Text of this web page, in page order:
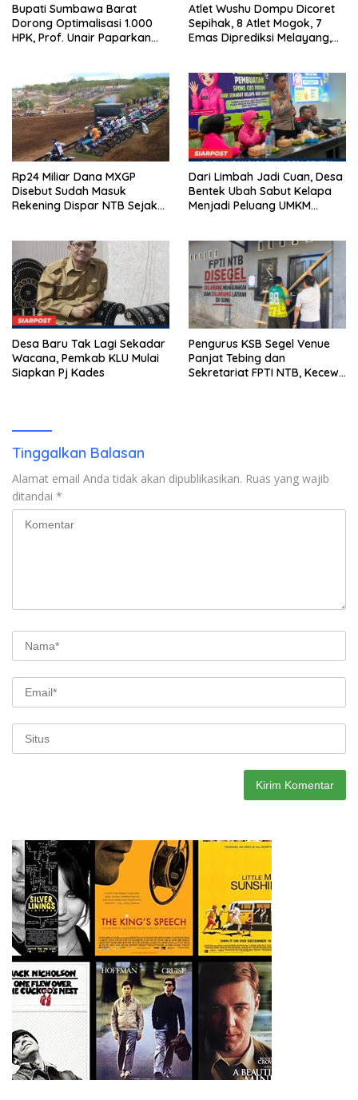
Bupati Sumbawa Barat
Dorong Optimalisasi 1.000
HPK, Prof. Unair Paparkan
Atlet Wushu Dompu Dicoret
Sepihak, 8 Atlet Mogok, 7
Emas Diprediksi Melayang,
Rp24 Miliar Dana MXGP
Disebut Sudah Masuk
Rekening Dispar NTB Sejak
Dari Limbah Jadi Cuan, Desa
Bentek Ubah Sabut Kelapa
Menjadi Peluang UMKM
Desa Baru Tak Lagi Sekadar
Wacana, Pemkab KLU Mulai
Siapkan Pj Kades
Pengurus KSB Segel Venue
Panjat Tebing dan
Sekretariat FPTI NTB, Kecewa
Tinggalkan Balasan
Alamat email Anda tidak akan dipublikasikan. Ruas yang wajib
ditandai *